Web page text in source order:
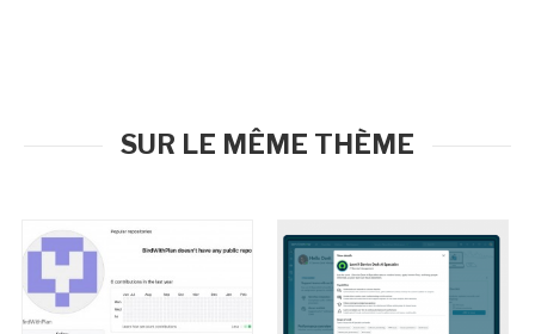
SUR LE MÊME THÈME